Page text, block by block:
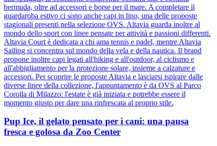
bermuda, oltre ad accessori e borse per il mare. A completare il
guardaroba estivo ci sono anche capi in lino, una delle proposte
stagionali presenti nella selezione OVS. Altavia guarda inoltre al
mondo dello sport con linee pensate per attività e passioni differenti.
Altavia Court è dedicata a chi ama tennis e padel, mentre Altavia
Sailing si concentra sul mondo della vela e della nautica. Il brand
propone inoltre capi legati all'hiking e all'outdoor, al ciclismo e
all'abbigliamento per la protezione solare, insieme a calzature e
accessori. Per scoprire le proposte Altavia e lasciarsi ispirare dalle
diverse linee della collezione, l'appuntamento è da OVS al Parco
Corolla di Milazzo: l'estate è già iniziata e potrebbe essere il
momento giusto per dare una rinfrescata al proprio stile.
Pup Ice, il gelato pensato per i cani: una pausa
fresca e golosa da Zoo Center